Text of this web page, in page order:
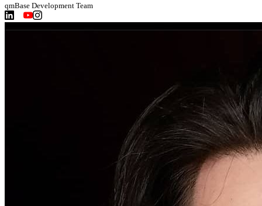
qmBase Development Team